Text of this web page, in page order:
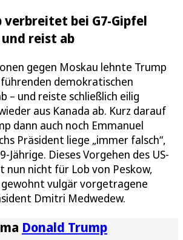
verbreitet bei G7-Gipfel
reist ab
gegen Moskau lehnte Trump
demokratischen
– und reiste schließlich eilig
aus Kanada ab. Kurz darauf
dann auch noch Emmanuel
Präsident liege „immer falsch“,
Jährige. Dieses Vorgehen des US-
nun nicht für Lob von Peskow,
vulgär vorgetragene
Dmitri Medwedew.
Donald Trump